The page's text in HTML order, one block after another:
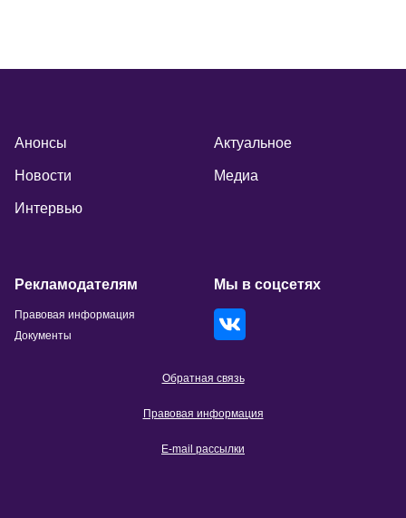
Анонсы
Новости
Интервью
Актуальное
Медиа
Обратная связь
Правовая информация
E-mail рассылки
Рекламодателям
Правовая информация
Документы
Мы в соцсетях